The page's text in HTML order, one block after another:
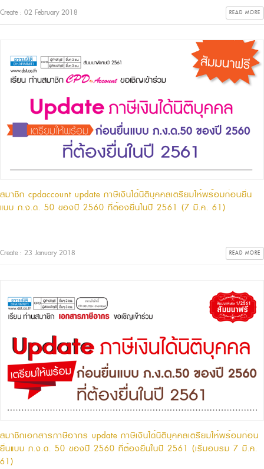
Create : 02 February 2018 READ MORE
สมาชิก cpdaccount update ภาษีเงินได้นิติบุคคลเตรียมให้พร้อมก่อนยื่น
แบบ ภ.ง.ด. 50 ของปี 2560 ที่ต้องยื่นในปี 2561 (7 มี.ค. 61)
Create : 23 January 2018 READ MORE
สมาชิกเอกสารภาษีอากร update ภาษีเงินได้นิติบุคคลเตรียมให้พร้อมก่อน
ยื่นแบบ ภ.ง.ด. 50 ของปี 2560 ที่ต้องยื่นในปี 2561 (เริ่มอบรม 7 มี.ค.
61)